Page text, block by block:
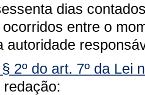
dias
entre o
autoridade
2º do art. 7º da Lei